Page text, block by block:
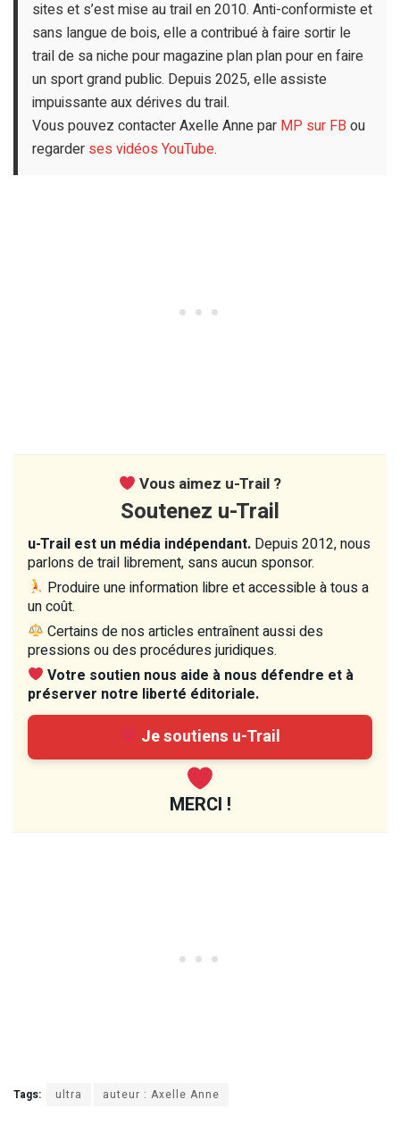
sites et s’est mise au trail en 2010. Anti-conformiste et
sans langue de bois, elle a contribué à faire sortir le
trail de sa niche pour magazine plan plan pour en faire
un sport grand public. Depuis 2025, elle assiste
impuissante aux dérives du trail.
Vous pouvez contacter Axelle Anne par MP sur FB ou
regarder ses vidéos YouTube.
Vous aimez u-Trail ?
Soutenez u-Trail
u-Trail est un média indépendant. Depuis 2012, nous
parlons de trail librement, sans aucun sponsor.
Produire une information libre et accessible à tous a
un coût.
Certains de nos articles entraînent aussi des
pressions ou des procédures juridiques.
Votre soutien nous aide à nous défendre et à
préserver notre liberté éditoriale.
Je soutiens u-Trail
MERCI !
Tags: ultra auteur : Axelle Anne